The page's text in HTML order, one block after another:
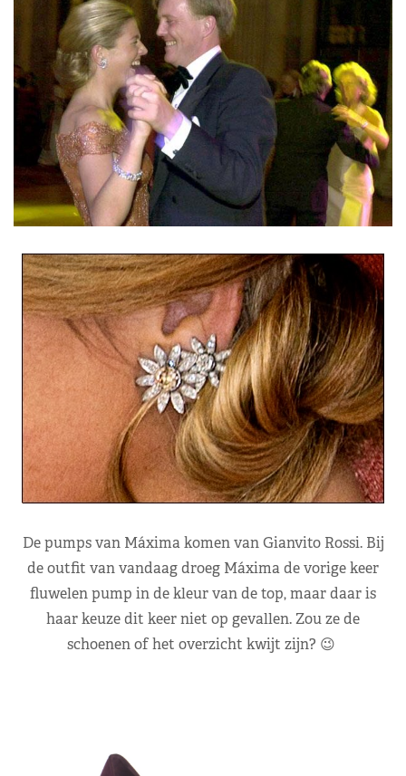
De pumps van Máxima komen van Gianvito Rossi. Bij
de outfit van vandaag droeg Máxima de vorige keer
fluwelen pump in de kleur van de top, maar daar is
haar keuze dit keer niet op gevallen. Zou ze de
schoenen of het overzicht kwijt zijn? 😉